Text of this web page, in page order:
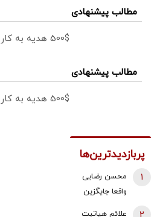
مطالب پیشنهادی
500$ هدیه به کاربران جدید،ثبت نام کن
مطالب پیشنهادی
500$ هدیه به کاربران جدید،ثبت نام کن
پربازدیدترین‌ها
محسن رضایی
واقعا جایگزین
1
علائم هپاتیت